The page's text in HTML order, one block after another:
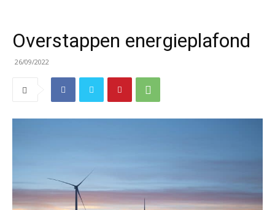
Overstappen energieplafond
26/09/2022